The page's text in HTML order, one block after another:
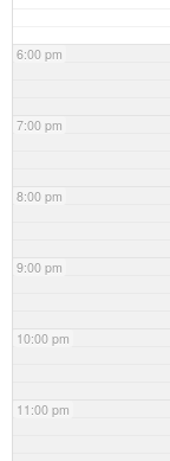
6:00 pm
7:00 pm
8:00 pm
9:00 pm
10:00 pm
11:00 pm